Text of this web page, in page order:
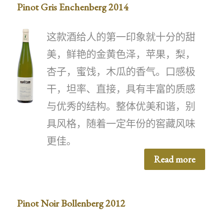
Pinot Gris Enchenberg 2014
这款酒给人的第一印象就十分的甜
美，鲜艳的金黄色泽，苹果，梨，
杏子，蜜饯，木瓜的香气。口感极
干，坦率、直接，具有丰富的质感
与优秀的结构。整体优美和谐，别
具风格，随着一定年份的窖藏风味
更佳。
Read more
Pinot Noir Bollenberg 2012